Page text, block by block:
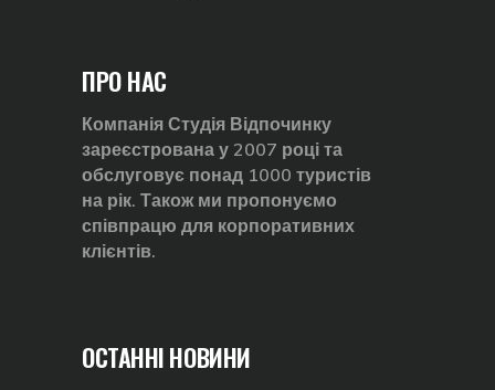
ПРО НАС
Компанія Студія Відпочинку
зареєстрована у 2007 році та
обслуговує понад 1000 туристів
на рік. Також ми пропонуємо
співпрацю для корпоративних
клієнтів.
ОСТАННІ НОВИНИ